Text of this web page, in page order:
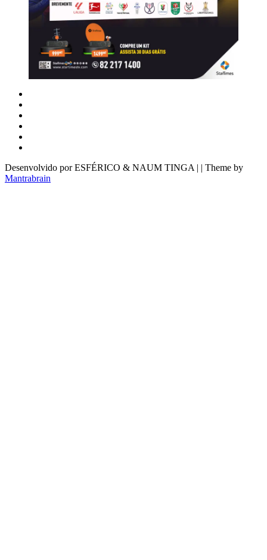
Desenvolvido por ESFÉRICO & NAUM TINGA | | Theme by
Mantrabrain